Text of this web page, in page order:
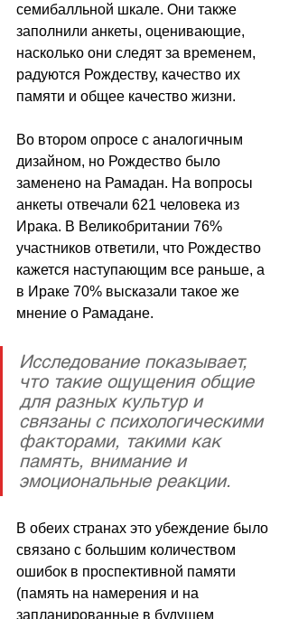
семибалльной шкале. Они также
заполнили анкеты, оценивающие,
насколько они следят за временем,
радуются Рождеству, качество их
памяти и общее качество жизни.
Во втором опросе с аналогичным
дизайном, но Рождество было
заменено на Рамадан. На вопросы
анкеты отвечали 621 человека из
Ирака. В Великобритании 76%
участников ответили, что Рождество
кажется наступающим все раньше, а
в Ираке 70% высказали такое же
мнение о Рамадане.
Исследование показывает,
что такие ощущения общие
для разных культур и
связаны с психологическими
факторами, такими как
память, внимание и
эмоциональные реакции.
В обеих странах это убеждение было
связано с большим количеством
ошибок в проспективной памяти
(память на намерения и на
запланированные в будущем